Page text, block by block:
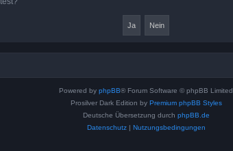
Powered by phpBB® Forum Software © phpBB Limited
Prosilver Dark Edition by Premium phpBB Styles
Deutsche Übersetzung durch phpBB.de
Datenschutz| Nutzungsbedingungen